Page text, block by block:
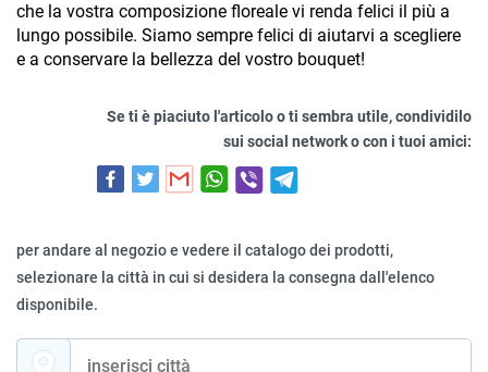
che la vostra composizione floreale vi renda felici il più a
lungo possibile. Siamo sempre felici di aiutarvi a scegliere
e a conservare la bellezza del vostro bouquet!
Se ti è piaciuto l'articolo o ti sembra utile, condividilo
sui social network o con i tuoi amici:
per andare al negozio e vedere il catalogo dei prodotti,
selezionare la città in cui si desidera la consegna dall'elenco
disponibile.